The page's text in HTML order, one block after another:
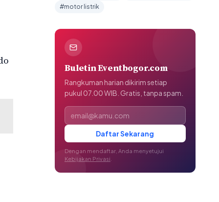
#motor listrik
Buletin Eventbogor.com
Rangkuman harian dikirim setiap
pukul 07.00 WIB. Gratis, tanpa spam.
Alamat email
Daftar Sekarang
Dengan mendaftar, Anda menyetujui
Kebijakan Privasi